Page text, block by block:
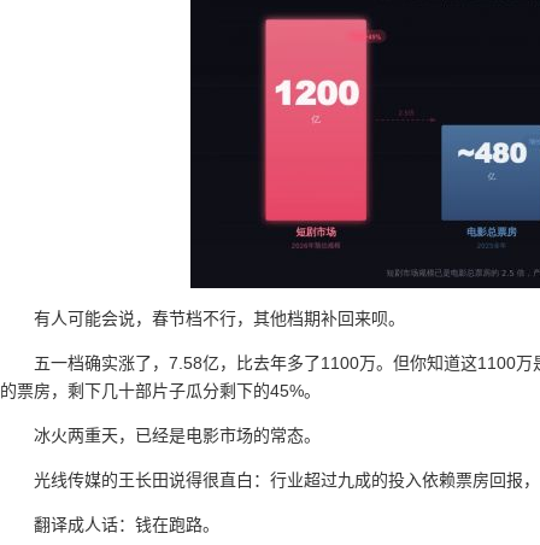
有人可能会说，春节档不行，其他档期补回来呗。
五一档确实涨了，7.58亿，比去年多了1100万。但你知道这1100
的票房，剩下几十部片子瓜分剩下的45%。
冰火两重天，已经是电影市场的常态。
光线传媒的王长田说得很直白：行业超过九成的投入依赖票房回报
翻译成人话：钱在跑路。